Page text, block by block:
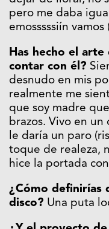
pero me daba
emosssssiín vamos
Has hecho el
contar con él?
desnudo en mis
realmente me
que soy madre
brazos. Vivo en
le daría un paro
toque de realeza,
hice la portada
¿Cómo definirías
disco? Una puta